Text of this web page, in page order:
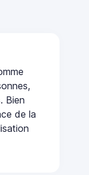
Bien
de la